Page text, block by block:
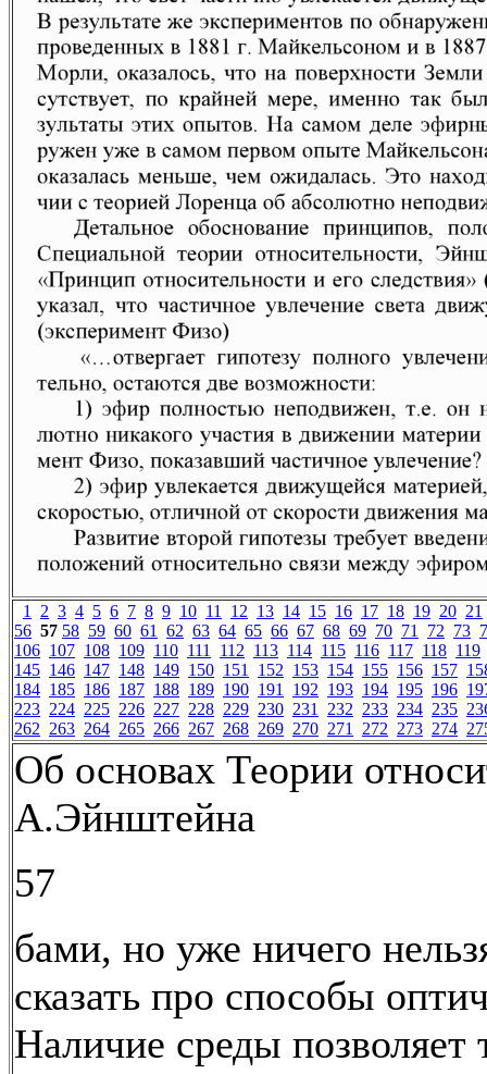
1 2 3 4 5 6 7 8 9 10 11 12 13 14 15 16 17 18 19 20 21
56 57 58 59 60 61 62 63 64 65 66 67 68 69 70 71 72 73
106 107 108 109 110 111 112 113 114 115 116 117 118 119
145 146 147 148 149 150 151 152 153 154 155 156 157
184 185 186 187 188 189 190 191 192 193 194 195 196
223 224 225 226 227 228 229 230 231 232 233 234 235
262 263 264 265 266 267 268 269 270 271 272 273 274
Об основах Теории
А.Эйнштейна
57
бами, но уже ничего
сказать про способы
Наличие среды позволяет